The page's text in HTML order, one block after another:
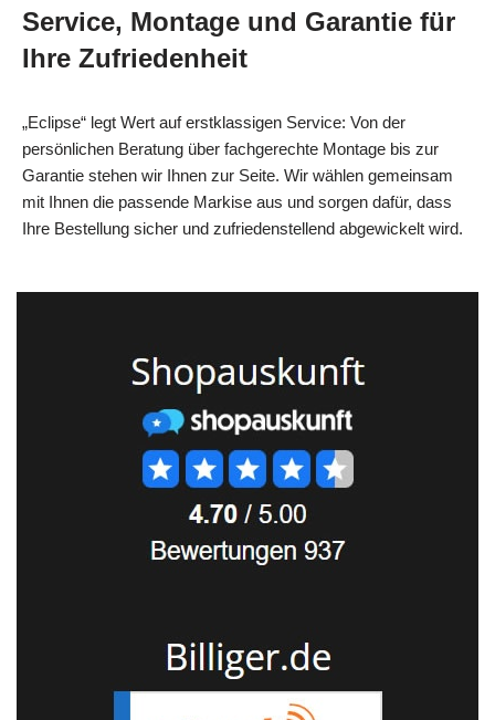
Service, Montage und Garantie für
Ihre Zufriedenheit
„Eclipse“ legt Wert auf erstklassigen Service: Von der
persönlichen Beratung über fachgerechte Montage bis zur
Garantie stehen wir Ihnen zur Seite. Wir wählen gemeinsam
mit Ihnen die passende Markise aus und sorgen dafür, dass
Ihre Bestellung sicher und zufriedenstellend abgewickelt wird.